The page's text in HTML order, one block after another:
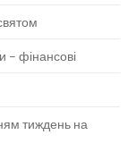
– фінансові
тиждень на